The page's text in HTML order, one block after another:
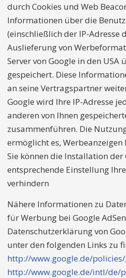
durch Cookies und Web
Informationen über die
(einschließlich der IP-Adresse
Auslieferung von
Server von Google in den
gespeichert. Diese
an seine Vertragspartner
Google wird Ihre IP-Adresse
anderen von Ihnen
zusammenführen. Die Nutzung
ermöglicht es,
Sie können die Installation der
entsprechende Einstellung
verhindern
Nähere Informationen zu
für Werbung bei Google
Datenschutzerklärung von
unter den folgenden Links zu
http://www.google.de/
http://www.google.de/intl/de/